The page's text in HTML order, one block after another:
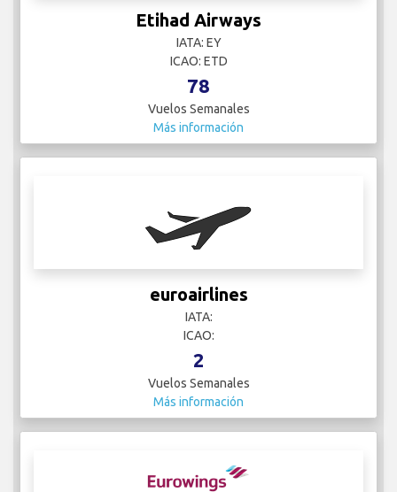
Etihad Airways
IATA: EY
ICAO: ETD
78
Vuelos Semanales
Más información
euroairlines
IATA:
ICAO:
2
Vuelos Semanales
Más información